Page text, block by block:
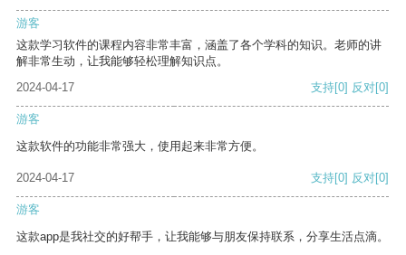
游客
这款学习软件的课程内容非常丰富，涵盖了各个学科的知识。老师的讲
解非常生动，让我能够轻松理解知识点。
2024-04-17
支持[0] 反对[0]
游客
这款软件的功能非常强大，使用起来非常方便。
2024-04-17 支持[0] 反对[0]
游客
这款app是我社交的好帮手，让我能够与朋友保持联系，分享生活点滴。